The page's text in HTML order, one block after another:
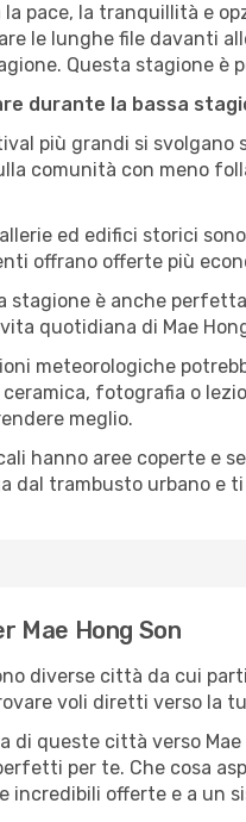
pace, la tranquillità e
le lunghe file davanti
Questa stagione
durante la bassa
più grandi si
comunità con meno
ed edifici storici
offrano offerte più
stagione è anche
quotidiana di Mae
meteorologiche
fotografia o
meglio.
hanno aree coperte e
dal trambusto urbano e
Mae Hong Son
diverse città da cui
voli diretti verso la
di queste città verso
per te. Che cosa
incredibili offerte e a un